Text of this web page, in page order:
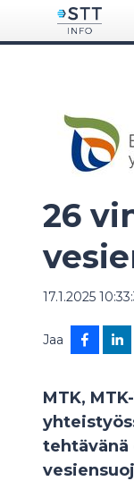
26
17.1.2025
Jaa
MTK,
tehtävänä